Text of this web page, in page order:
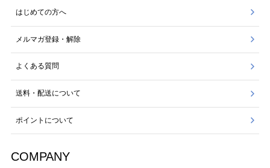
はじめての方へ
メルマガ登録・解除
よくある質問
送料・配送について
ポイントについて
COMPANY